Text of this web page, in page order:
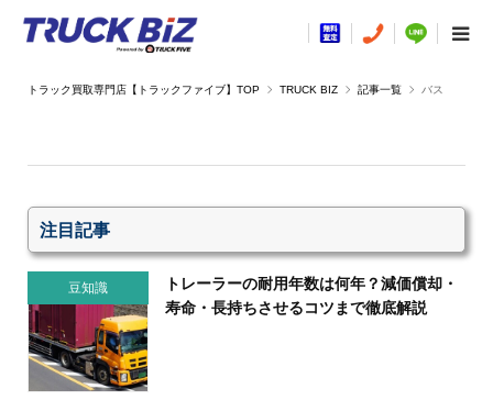
TRUCK BIZ 記事一覧 バス
注目記事
豆知識
トレーラーの耐用年数は何年？減価償却・
寿命・長持ちさせるコツまで徹底解説